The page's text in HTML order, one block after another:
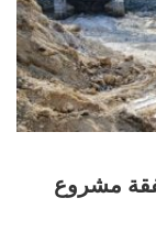
مشروع